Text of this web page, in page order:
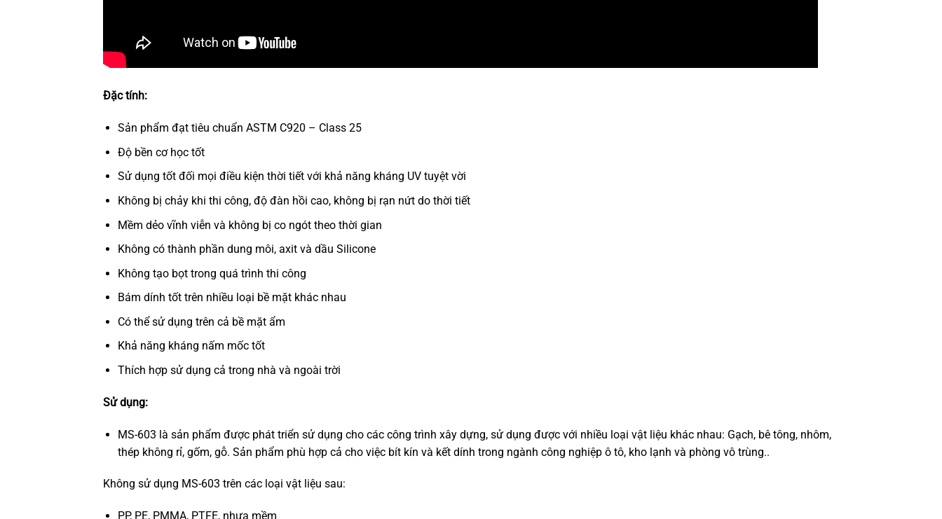
Đặc tính:
Sản phẩm đạt tiêu chuẩn ASTM C920 – Class 25
Độ bền cơ học tốt
Sử dụng tốt đối mọi điều kiện thời tiết với khả năng kháng UV tuyệt vời
Không bị chảy khi thi công, độ đàn hồi cao, không bị rạn nứt do thời tiết
Mềm dẻo vĩnh viễn và không bị co ngót theo thời gian
Không có thành phần dung môi, axit và dầu Silicone
Không tạo bọt trong quá trình thi công
Bám dính tốt trên nhiều loại bề mặt khác nhau
Có thể sử dụng trên cả bề mặt ẩm
Khả năng kháng nấm mốc tốt
Thích hợp sử dụng cả trong nhà và ngoài trời
Sử dụng:
MS-603 là sản phẩm được phát triển sử dụng cho các công trình xây dựng, sử dụng được với nhiều loại vật liệu khác nhau: Gạch, bê tông, nhôm,
thép không rỉ, gốm, gỗ. Sản phẩm phù hợp cả cho việc bít kín và kết dính trong ngành công nghiệp ô tô, kho lạnh và phòng vô trùng..
Không sử dụng MS-603 trên các loại vật liệu sau:
PP, PE, PMMA, PTFE, nhựa mềm